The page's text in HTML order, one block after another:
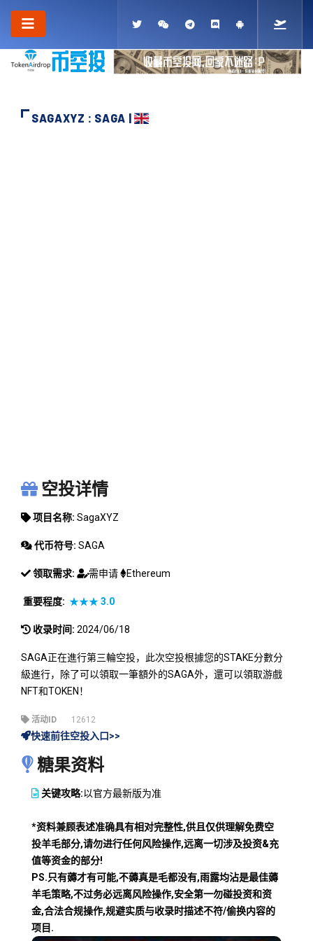
SAGAXYZ : SAGA |
空投详情
项目名称: SagaXYZ
代币符号: SAGA
领取需求: 需申请 Ethereum
重要程度: ★★★3.0
收录时间: 2024/06/18
SAGA正在進行第三輪空投，此次空投根據您的STAKE分數分
級進行，除了可以領取一筆額外的SAGA外，還可以領取游戲
NFT和TOKEN！
活动ID 12612
快速前往空投入口>>
糖果资料
关键攻略:以官方最新版为准
*资料兼顾表述准确具有相对完整性,供且仅供理解免费空
投羊毛部分,请勿进行任何风险操作,远离一切涉及投资&充
值等资金的部分!
PS.只有薅才有可能,不薅真是毛都没有,雨露均沾是最佳薅
羊毛策略,不过务必远离风险操作,安全第一勿碰投资和资
金,合法合规操作,规避实质与收录时描述不符/偷换内容的
项目.